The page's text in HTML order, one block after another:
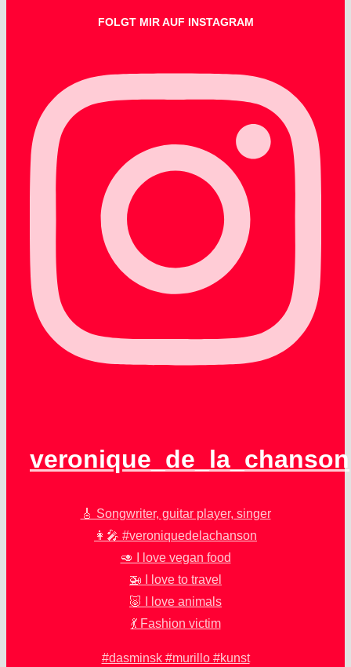
FOLGT MIR AUF INSTAGRAM
veronique_de_la_chanson
🎸 Songwriter, guitar player, singer
👩‍🎤 #veroniquedelachanson
🥑 I love vegan food
🚁 I love to travel
🐷 I love animals
💃 Fashion victim
#dasminsk #murillo #kunst